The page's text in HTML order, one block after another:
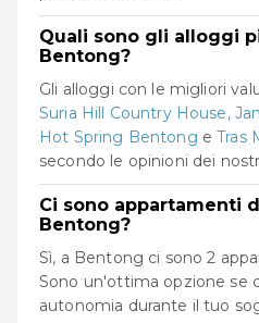
Quali sono gli alloggi
Bentong?
Gli alloggi con le migliori
Suria Hill Country House,
Hot Spring Bentong eTras
secondo le opinioni dei
Ci sono appartamenti
Bentong?
Sì, a Bentong ci sono 2
Sono un'ottima opzione se
autonomia durante il tuo